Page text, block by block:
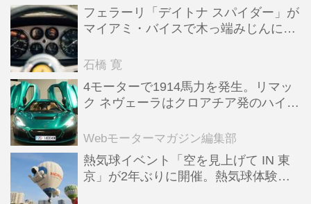
フェラーリ「デイトナ スパイダー」が
マイアミ・バイスで木っ端みじんにな
石橋 寛
4モーターで1914馬力を発生。リマッ
ク ネヴェーラはクロアチア発のハイパ
全版／115】
Webモーターマガジン編集部
熱気球イベント「空を見上げて IN 東
京」が2年ぶりに開催。熱気球体験搭